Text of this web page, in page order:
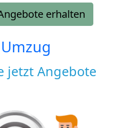
erhalten
jetzt Angebote